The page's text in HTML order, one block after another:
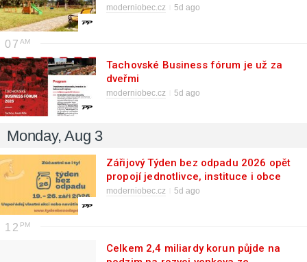
pracovníků
moderniobec.cz 5d ago
07
Tachovské Business fórum je už za
dveřmi
moderniobec.cz 5d ago
Monday, Aug 3
Zářijový Týden bez odpadu 2026 opět
propojí jednotlivce, instituce i obce
moderniobec.cz 5d ago
12
Celkem 2,4 miliardy korun půjde na